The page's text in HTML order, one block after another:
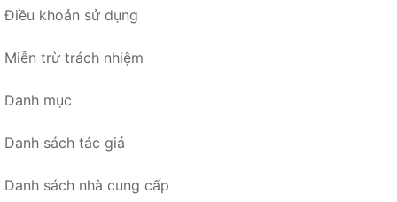
Điều khoản sử dụng
Miễn trừ trách nhiệm
Danh mục
Danh sách tác giả
Danh sách nhà cung cấp